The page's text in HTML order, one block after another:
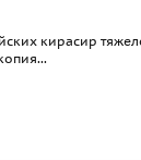
кирасир